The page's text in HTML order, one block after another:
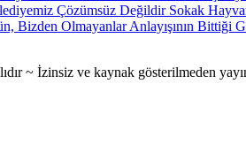
Sokak
~ İzinsiz ve kaynak gösterilmeden